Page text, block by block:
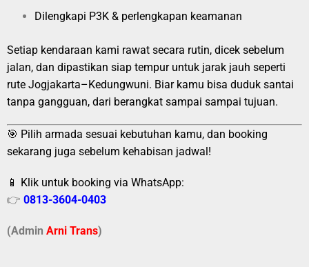
Dilengkapi P3K & perlengkapan keamanan
Setiap kendaraan kami rawat secara rutin, dicek sebelum
jalan, dan dipastikan siap tempur untuk jarak jauh seperti
rute Jogjakarta–Kedungwuni. Biar kamu bisa duduk santai
tanpa gangguan, dari berangkat sampai sampai tujuan.
🎯 Pilih armada sesuai kebutuhan kamu, dan booking
sekarang juga sebelum kehabisan jadwal!
📱 Klik untuk booking via WhatsApp:
👉 0813-3604-0403
(Admin Arni Trans)